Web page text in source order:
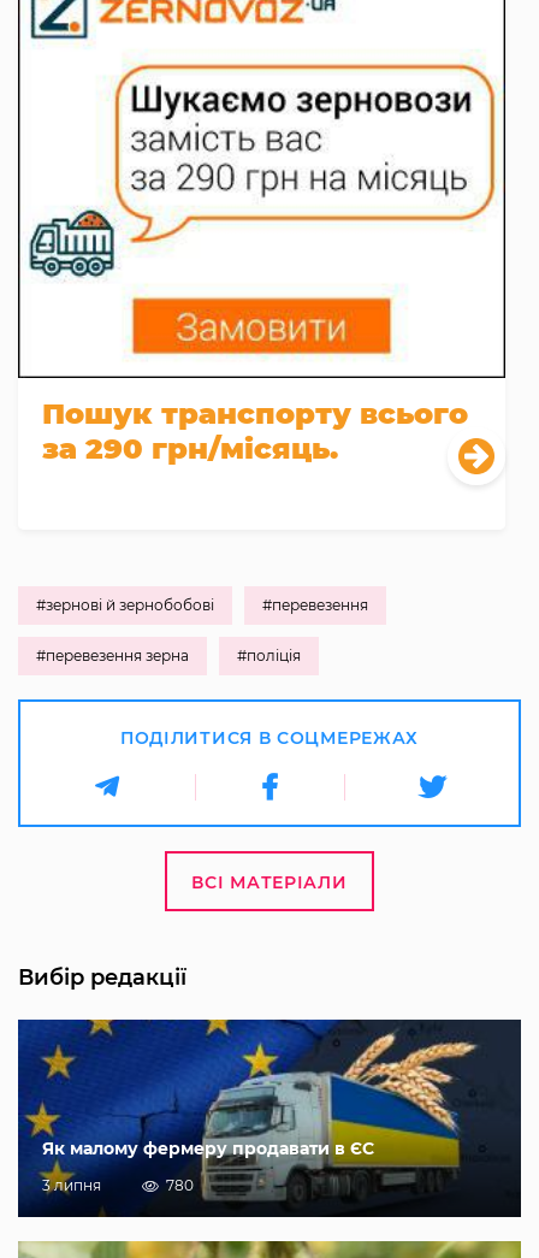
Пошук транспорту всього
за 290 грн/місяць.
#зернові й зернобобові #перевезення
#перевезення зерна #поліція
ПОДІЛИТИСЯ В СОЦМЕРЕЖАХ
ВСІ МАТЕРІАЛИ
Вибір редакції
Як малому фермеру продавати в ЄС
3 липня 780